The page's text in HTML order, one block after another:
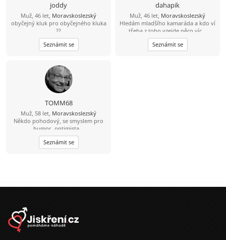
joddy
Muž, 46 let, Moravskoslezský
obyčejný kluk pro obyčejného kluka
??
Seznámit se
dahapik
Muž, 46 let, Moravskoslezský
Hledám mladšího kamaráda a kdo ví
třeba z toho vzejde něco víc...
Seznámit se
TOMM68
Muž, 58 let, Moravskoslezský
Někdo pohodový, se smyslem pro
humor, optimista...
Seznámit se